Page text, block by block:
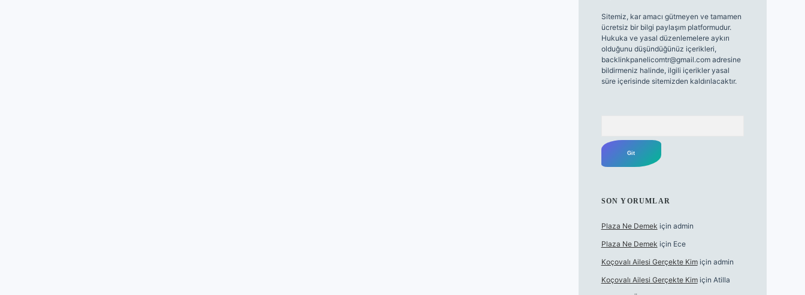
Sitemiz, kar amacı gütmeyen ve tamamen
ücretsiz bir bilgi paylaşım platformudur.
Hukuka ve yasal düzenlemelere aykırı
olduğunu düşündüğünüz içerikleri,
backlinkpanelicomtr@gmail.comadresine
bildirmeniz halinde, ilgili içerikler yasal
süre içerisinde sitemizden kaldırılacaktır.
SON YORUMLAR
Plaza Ne Demek için admin
Plaza Ne Demek için Ece
Koçovalı Ailesi Gerçekte Kimiçin admin
Koçovalı Ailesi Gerçekte Kimiçin Atilla